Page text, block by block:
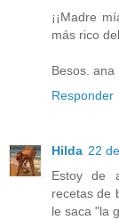
¡¡Madre
más rico
Besos. ana
Responder
Hilda 22
Estoy de
recetas de
le saca "la